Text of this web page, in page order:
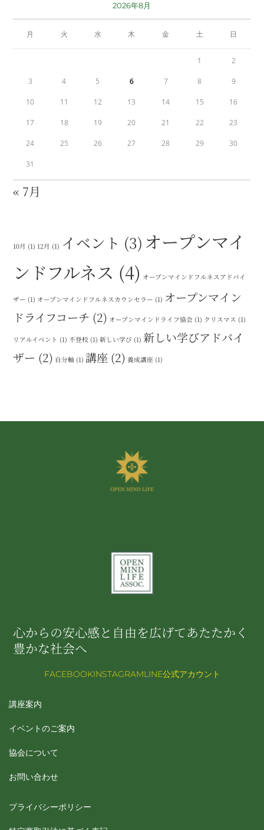
2026年8月
月 火 水 木 金 土 日
1 2
3 4 5 6 7 8 9
10 11 12 13 14 15 16
17 18 19 20 21 22 23
24 25 26 27 28 29 30
31
« 7月
10月 (1) 12月 (1) イベント (3) オープンマイ
ンドフルネス (4) オープンマインドフルネスアドバイ
ザー (1) オープンマインドフルネスカウンセラー (1) オープンマイン
ドライフコーチ (2) オープンマインドライフ協会 (1) クリスマス (1)
リアルイベント (1) 不登校 (1) 新しい学び (1) 新しい学びアドバイ
ザー (2) 自分軸 (1) 講座 (2) 養成講座 (1)
心からの安心感と自由を広げてあたたかく
豊かな社会へ
FACEBOOKINSTAGRAMLINE公式アカウント
講座案内
イベントのご案内
協会について
お問い合わせ
プライバシーポリシー